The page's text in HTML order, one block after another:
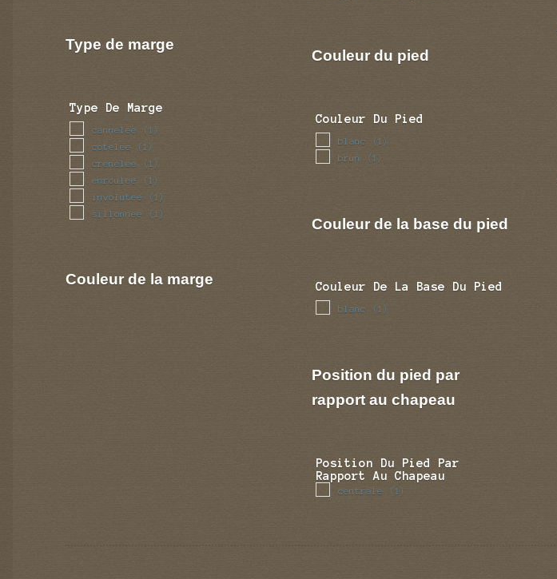
Type de marge
Type De Marge
cannelee (1)
cotelee (1)
crenelee (1)
enroulee (1)
involutee (1)
sillonnee (1)
Couleur de la marge
Couleur du pied
Couleur Du Pied
blanc (1)
brun (1)
Couleur de la base du pied
Couleur De La Base Du Pied
blanc (1)
Position du pied par
rapport au chapeau
Position Du Pied Par
Rapport Au Chapeau
centrale (1)